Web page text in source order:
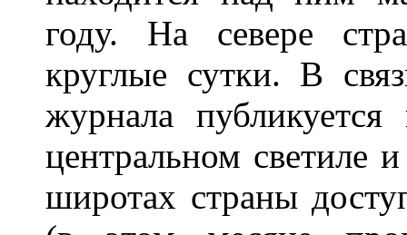
году. На севере
круглые сутки. В
журнала
центральном светиле
широтах страны